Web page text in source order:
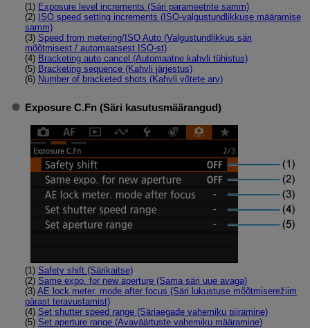
(1) Exposure level increments (Säri parameetrite samm)
(2)
ISO speed setting increments (ISO-valgustundlikkuse määramise
samm)
(3) Speed from metering/ISO Auto (Valgustundlikkus säri
mõõtmisest / automaatsest ISO-st)
(4) Bracketing auto cancel (Automaatne kahvli tühistus)
(5) Bracketing sequence (Kahvli järjestus)
(6) Number of bracketed shots (Kahvli võtete arv)
Exposure C.Fn (Säri kasutusmäärangud)
(1) Safety shift (Särikaitse)
(2) Same expo. for new aperture (Sama säri uue avaga)
(3) AE lock meter. mode after focus (Säri lukustuse mõõtmiserežiim
pärast teravustamist)
(4) Set shutter speed range (Säriaegade vahemiku piiramine)
(5) Set aperture range (Avaväärtuste vahemiku määramine)